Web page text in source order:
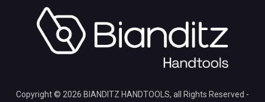
Copyright © 2026 BIANDITZ HANDTOOLS, all Rights Reserved -